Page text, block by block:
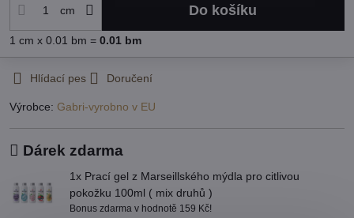
cm Do košíku
1 cm x 0.01 bm = 0.01 bm
Hlídací pes Doručení
Výrobce: Gabri-vyrobno v EU
Dárek zdarma
1x Prací gel z Marseillského mýdla pro citlivou
pokožku 100ml ( mix druhů )
Bonus zdarma v hodnotě 159 Kč!